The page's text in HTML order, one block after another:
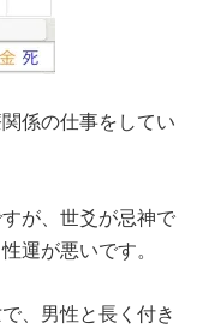
係の仕事をしてい
が、世爻が忌神で
運が悪いです。
、男性と長く付き